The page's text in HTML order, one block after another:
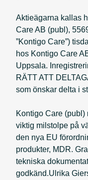
Aktieägarna kallas
Care AB (publ),
”Kontigo Care”)
hos Kontigo Care
Uppsala.
RÄTT ATT
som önskar delta i
Kontigo Care (publ)
viktig milstolpe på
den nya EU
produkter, MDR.
tekniska
godkänd.Ulrika